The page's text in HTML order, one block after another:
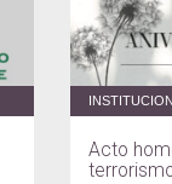
Acto